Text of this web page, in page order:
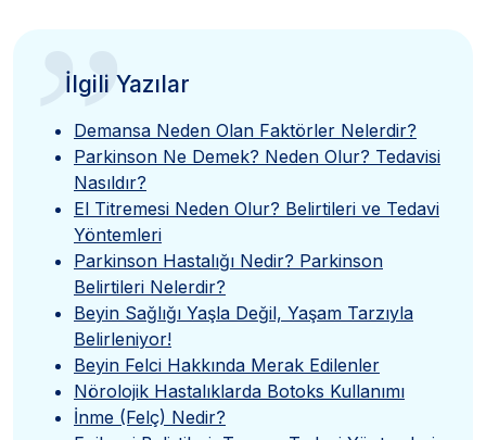
”
İlgili Yazılar
Demansa Neden Olan Faktörler Nelerdir?
Parkinson Ne Demek? Neden Olur? Tedavisi
Nasıldır?
El Titremesi Neden Olur? Belirtileri ve Tedavi
Yöntemleri
Parkinson Hastalığı Nedir? Parkinson
Belirtileri Nelerdir?
Beyin Sağlığı Yaşla Değil, Yaşam Tarzıyla
Belirleniyor!
Beyin Felci Hakkında Merak Edilenler
Nörolojik Hastalıklarda Botoks Kullanımı
İnme (Felç) Nedir?